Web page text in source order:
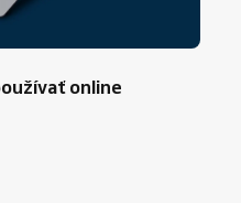
online